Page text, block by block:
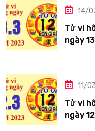
14/
Tử vi
ngày
11/
Tử vi
ngày